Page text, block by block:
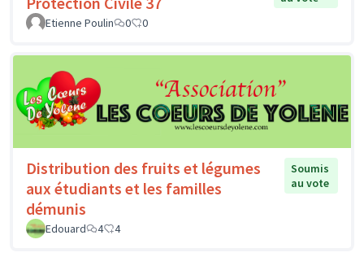
Etienne Poulin
0 0
Distribution des fruits et légumes
aux étudiants et les familles
démunis
Soumis
au vote
Edouard 4 4